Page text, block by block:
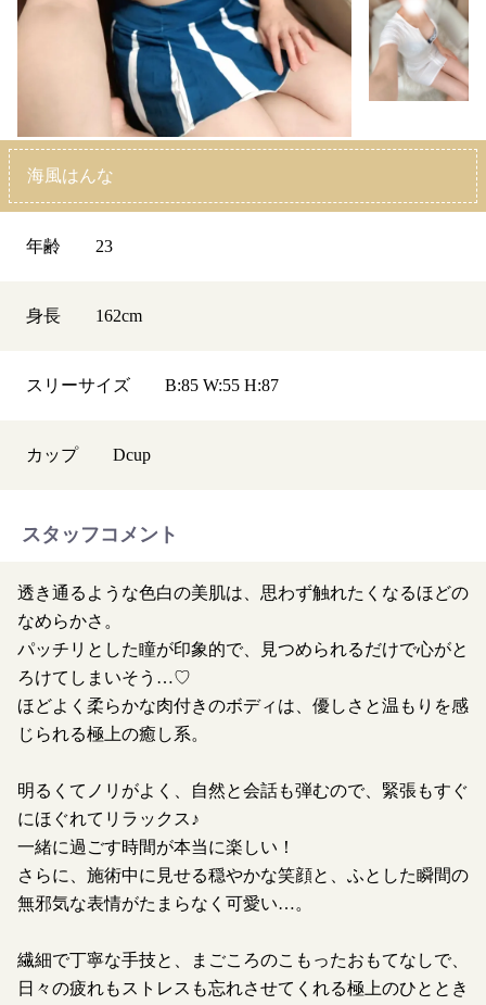
海風はんな
年齢 23
身長 162cm
スリーサイズ B:85 W:55 H:87
カップ Dcup
スタッフコメント
透き通るような色白の美肌は、思わず触れたくなるほどの
なめらかさ。
パッチリとした瞳が印象的で、見つめられるだけで心がと
ろけてしまいそう…♡
ほどよく柔らかな肉付きのボディは、優しさと温もりを感
じられる極上の癒し系。
明るくてノリがよく、自然と会話も弾むので、緊張もすぐ
にほぐれてリラックス♪
一緒に過ごす時間が本当に楽しい！
さらに、施術中に見せる穏やかな笑顔と、ふとした瞬間の
無邪気な表情がたまらなく可愛い…。
繊細で丁寧な手技と、まごころのこもったおもてなしで、
日々の疲れもストレスも忘れさせてくれる極上のひととき